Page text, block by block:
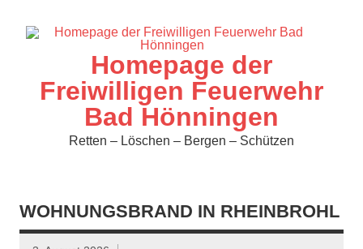
springen
Homepage der
Freiwilligen Feuerwehr
Bad Hönningen
Retten – Löschen – Bergen – Schützen
WOHNUNGSBRAND IN RHEINBROHL